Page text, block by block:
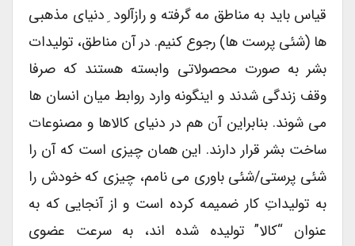
قیاس باید به مناطق مه گرفته و رازآلود ِ دنیای مذهبی
ها (شئی پرست ها) رجوع کنیم. در آن مناطق، تولیدات
بشر به صورت محصولاتی وابسته هستند که صرفا
وقف زندگی شدند و اینگونه وارد روابط میان انسان ها
می شوند. بنابراین آن هم در دنیای کالاها و مصنوعات
ساخت بشر قرار دارند. این همان چیزی است که آن را
شئی پرستی/شئی باوری می نامم، چیزی که خودش را
به تولیداتِ کار ضمیمه کرده است و از آنجایی که به
عنوان “کالا” تولیده شده اند، به سرعت عضوی